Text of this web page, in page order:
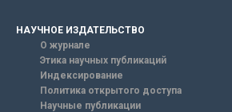
НАУЧНОЕ ИЗДАТЕЛЬСТВО
О журнале
Этика научных публикаций
Индексирование
Политика открытого доступа
Научные публикации